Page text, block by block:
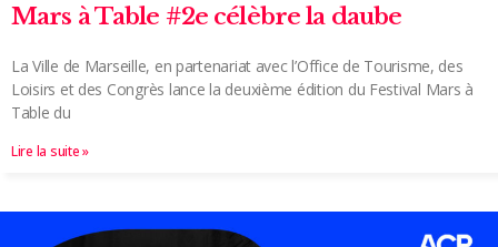
Mars à Table #2e célèbre la daube
La Ville de Marseille, en partenariat avec l’Office de Tourisme, des
Loisirs et des Congrès lance la deuxième édition du Festival Mars à
Table du
Lire la suite »